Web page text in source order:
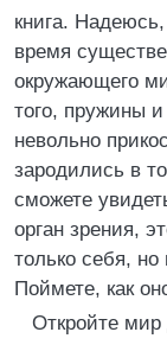
книга.
время
окружающего
того, пружины
невольно
зародились в
сможете
орган зрения,
только себя,
Поймете, как
Откройте